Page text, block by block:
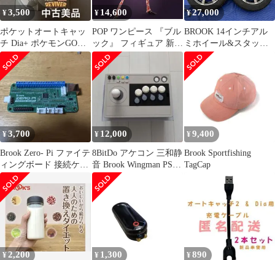
¥3,500
ポケットオートキャッ
チ Dia+ ポケモンGO用
Brook【動作確認済】
¥ 14,600
POP ワンピース 『ブル
ック』 フィギュア 新品
未開封
¥27,000
BROOK 14インチアル
ミホイール&スタッド
レスタイヤ4本
155/65R14
¥3,700
Brook Zero- Pi ファイテ
ィングボード 接続ケー
ブル セット
¥ 12,000
8BitDo アケコン 三和静
音 Brook Wingman PS5
セット
¥ 9,400
Brook Sportfishing
TagCap
¥2,200 ¥ 1,300 ¥ 890